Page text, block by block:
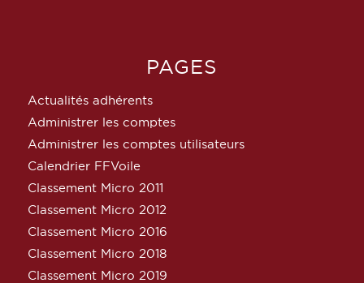
PAGES
Actualités adhérents
Administrer les comptes
Administrer les comptes utilisateurs
Calendrier FFVoile
Classement Micro 2011
Classement Micro 2012
Classement Micro 2016
Classement Micro 2018
Classement Micro 2019